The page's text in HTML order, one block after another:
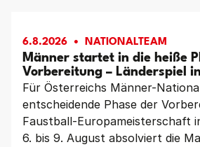
Männer startet in die heiße
Vorbereitung – Länderspiel
6.8.2026 NATIONALTEAM
Für Österreichs Männer-
entscheidende Phase der
Faustball-Europameisterschaft
6. bis 9. August absolviert die